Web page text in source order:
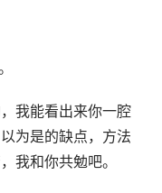
我能看出来你一腔
为是的缺点，方法
我和你共勉吧。